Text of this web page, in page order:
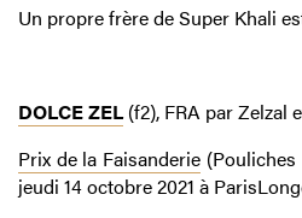
Un propre frère de Super Khali
DOLCE ZEL(f2), FRA par Zelzal
Prix de la Faisanderie
jeudi 14 octobre 2021 à